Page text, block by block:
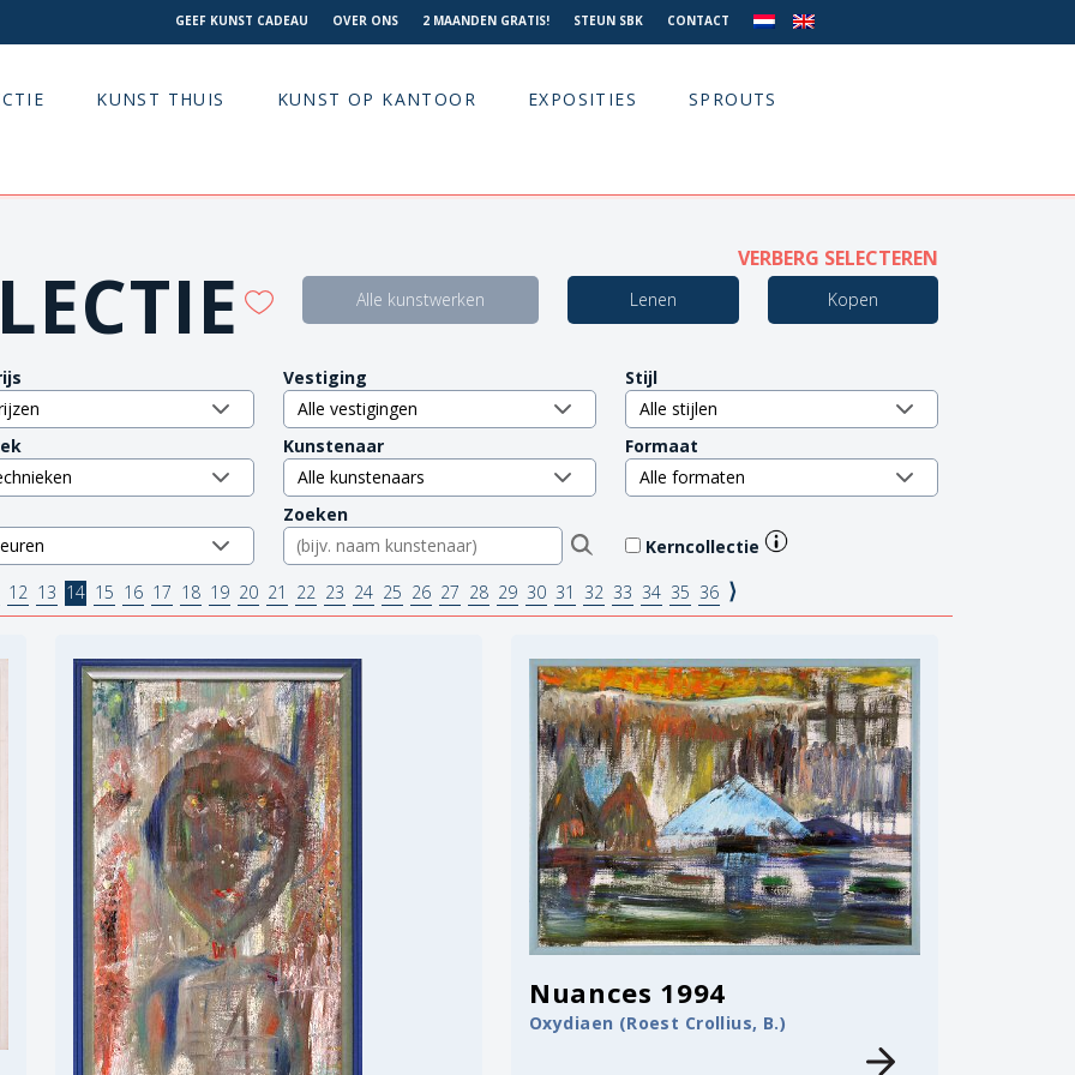
GEEF KUNST CADEAU OVER ONS 2 MAANDEN GRATIS! STEUN SBK CONTACT
KUNST THUIS KUNST OP KANTOOR EXPOSITIES SPROUTS
VERBERG SELECTEREN
Alle kunstwerken Lenen Kopen
Vestiging Stijl
Kunstenaar Formaat
Zoeken
Kerncollectie
12 13 14 15 16 17 18 19 20 21 22 23 24 25 26 27 28 29 30 31 32 33 34 35 36 ⟩
Nuances 1994
Oxydiaen (Roest Crollius, B.)